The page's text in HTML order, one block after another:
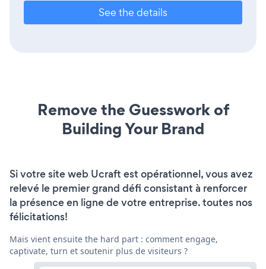
See the details
Remove the Guesswork of
Building Your Brand
Si votre site web Ucraft est opérationnel, vous avez
relevé le premier grand défi consistant à renforcer
la présence en ligne de votre entreprise. toutes nos
félicitations!
Mais vient ensuite the hard part : comment engage,
captivate, turn et soutenir plus de visiteurs ?